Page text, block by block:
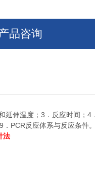
品咨询
延伸温度； 3 ．反应时间； 4
9 ． PCR反应体系与反应条件。
法